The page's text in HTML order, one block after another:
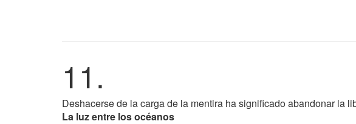
11.
Deshacerse de la carga de la mentira ha significado abandonar la
La luz entre los océanos